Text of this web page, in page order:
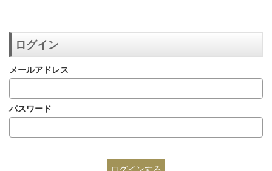
ログイン
メールアドレス
パスワード